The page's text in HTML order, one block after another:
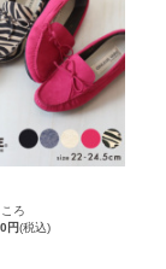
ろ
円(税込)